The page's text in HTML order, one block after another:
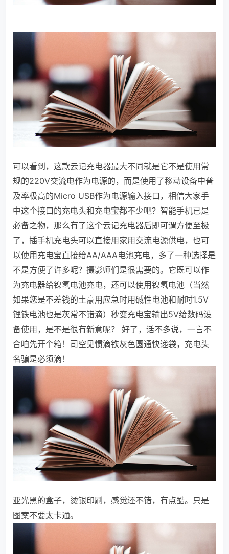
可以看到，这款云记充电器最大不同就是它不是使用常
规的220V交流电作为电源的，而是使用了移动设备中普
及率极高的Micro USB作为电源输入接口，相信大家手
中这个接口的充电头和充电宝都不少吧？智能手机已是
必备之物，那么有了这个云记充电器后即可谓方便至极
了，插手机充电头可以直接用家用交流电源供电，也可
以使用充电宝直接给AA/AAA电池充电，多了一种选择是
不是方便了许多呢？摄影师们是很需要的。它既可以作
为充电器给镍氢电池充电，还可以使用镍氢电池（当然
如果您是不差钱的土豪用应急时用碱性电池和耐时1.5V
锂铁电池也是灰常不错滴）秒变充电宝输出5V给数码设
备使用，是不是很有新意呢？
好了，话不多说，一言不
合咱先开个箱！司空见惯滴铁灰色圆通快递袋，充电头
名骗是必须滴！
亚光黑的盒子，烫银印刷，感觉还不错，有点酷。只是
图案不要太卡通。